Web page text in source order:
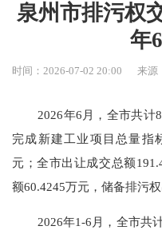
泉州市排污权
年
时间：2026-07-02 20:00 来源
2026年6 月，全市共计8
完成新建工业项目总量指
元；全市出让成交总额
额60.4245万元，储备排污
2026年1-6 月，全市共